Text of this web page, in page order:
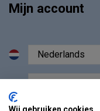
Mijn account